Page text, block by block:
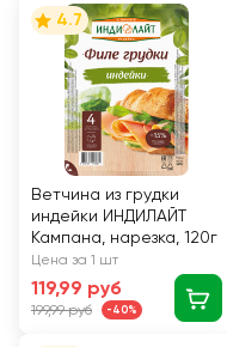
4.7
Ветчина из грудки
индейки ИНДИЛАЙТ
Кампана, нарезка, 120г
Цена за 1 шт
119,99 руб
199,99 руб -40%